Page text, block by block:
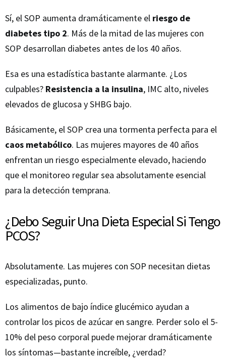
Sí, el SOP aumenta dramáticamente el riesgo de
diabetes tipo 2. Más de la mitad de las mujeres con
SOP desarrollan diabetes antes de los 40 años.
Esa es una estadística bastante alarmante. ¿Los
culpables? Resistencia a la insulina, IMC alto, niveles
elevados de glucosa y SHBG bajo.
Básicamente, el SOP crea una tormenta perfecta para el
caos metabólico. Las mujeres mayores de 40 años
enfrentan un riesgo especialmente elevado, haciendo
que el monitoreo regular sea absolutamente esencial
para la detección temprana.
¿Debo Seguir Una Dieta Especial Si Tengo
PCOS?
Absolutamente. Las mujeres con SOP necesitan dietas
especializadas, punto.
Los alimentos de bajo índice glucémico ayudan a
controlar los picos de azúcar en sangre. Perder solo el 5-
10% del peso corporal puede mejorar dramáticamente
los síntomas—bastante increíble, ¿verdad?